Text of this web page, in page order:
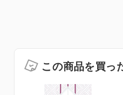
この商品を買っ